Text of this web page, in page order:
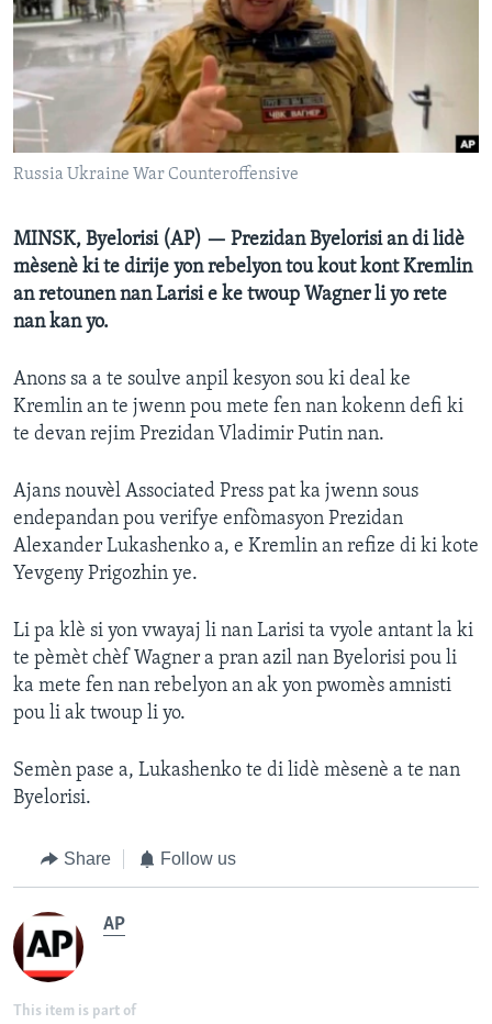
Languages
Russia Ukraine War Counteroffensive
MINSK, Byelorisi (AP) — Prezidan Byelorisi an di lidè
mèsenè ki te dirije yon rebelyon tou kout kont Kremlin
an retounen nan Larisi e ke twoup Wagner li yo rete
nan kan yo.
Anons sa a te soulve anpil kesyon sou ki deal ke
Kremlin an te jwenn pou mete fen nan kokenn defi ki
te devan rejim Prezidan Vladimir Putin nan.
Ajans nouvèl Associated Press pat ka jwenn sous
endepandan pou verifye enfòmasyon Prezidan
Alexander Lukashenko a, e Kremlin an refize di ki kote
Yevgeny Prigozhin ye.
Li pa klè si yon vwayaj li nan Larisi ta vyole antant la ki
te pèmèt chèf Wagner a pran azil nan Byelorisi pou li
ka mete fen nan rebelyon an ak yon pwomès amnisti
pou li ak twoup li yo.
Semèn pase a, Lukashenko te di lidè mèsenè a te nan
Byelorisi.
Share Follow us
AP
This item is part of